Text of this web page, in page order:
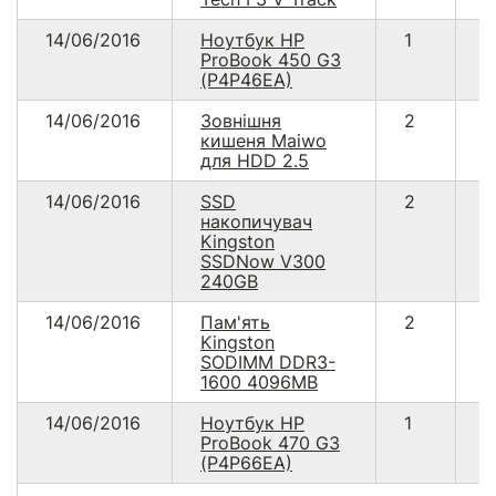
14/06/2016
Ноутбук HP
ProBook 450 G3
(P4P46EA)
1
14/06/2016
Зовнішня
кишеня Maiwo
для HDD 2.5
2
14/06/2016
SSD
накопичувач
Kingston
SSDNow V300
240GB
2
14/06/2016
Пам'ять
Kingston
SODIMM DDR3-
1600 4096MB
2
14/06/2016
Ноутбук HP
ProBook 470 G3
(P4P66EA)
1